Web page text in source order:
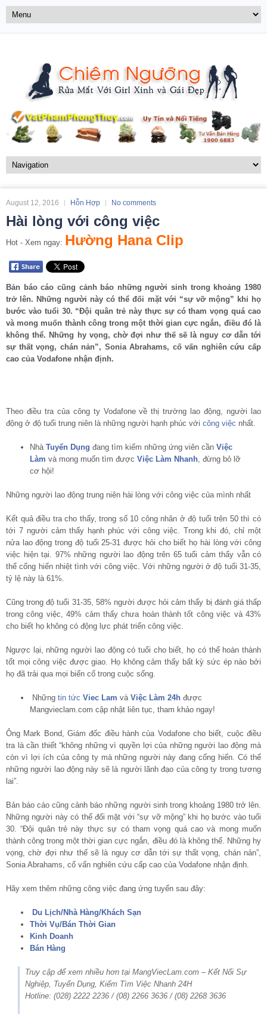
August 12, 2016 Hỗn Hợp No comments
Hài lòng với công việc
Hot - Xem ngay: Hường Hana Clip
Bản báo cáo cũng cảnh báo những người sinh trong khoảng 1980
trở lên. Những người này có thể đối mặt với “sự vỡ mộng” khi họ
bước vào tuổi 30. “Đội quân trẻ này thực sự có tham vọng quá cao
và mong muốn thành công trong một thời gian cực ngắn, điều đó là
không thể. Những hy vọng, chờ đợi như thế sẽ là nguy cơ dẫn tới
sự thất vọng, chán nản”, Sonia Abrahams, cố vấn nghiên cứu cấp
cao của Vodafone nhận định.
Theo điều tra của công ty Vodafone về thị trường lao động, người lao
động ở độ tuổi trung niên là những người hạnh phúc với công việc nhất.
Nhà Tuyển Dụng đang tìm kiếm những ứng viên cần Việc
Làm và mong muốn tìm được Việc Làm Nhanh, đừng bỏ lỡ
cơ hội!
Những người lao động trung niên hài lòng với công việc của mình nhất
Kết quả điều tra cho thấy, trong số 10 công nhân ở độ tuổi trên 50 thì có
tới 7 người cảm thấy hạnh phúc với công việc. Trong khi đó, chỉ một
nửa lao động trong độ tuổi 25-31 được hỏi cho biết họ hài lòng với công
việc hiện tại. 97% những người lao động trên 65 tuổi cảm thấy vẫn có
thể cống hiến nhiệt tình với công việc. Với những người ở độ tuổi 31-35,
tỷ lệ này là 61%.
Cũng trong độ tuổi 31-35, 58% người được hỏi cảm thấy bị đánh giá thấp
trong công việc, 49% cảm thấy chưa hoàn thành tốt công việc và 43%
cho biết họ không có động lực phát triển công việc.
Ngược lại, những người lao động có tuổi cho biết, họ có thể hoàn thành
tốt mọi công việc được giao. Họ không cảm thấy bất kỳ sức ép nào bởi
họ đã trải qua mọi biến cố trong cuộc sống.
Những tin tức Viec Lam và Việc Làm 24h được
Mangvieclam.com cập nhật liên tục, tham khảo ngay!
Ông Mark Bond, Giám đốc điều hành của Vodafone cho biết, cuộc điều
tra là cần thiết “không những vì quyền lợi của những người lao động mà
còn vì lợi ích của công ty mà những người này đang cống hiến. Có thể
những người lao động này sẽ là người lãnh đạo của công ty trong tương
lai”.
Bản báo cáo cũng cảnh báo những người sinh trong khoảng 1980 trở lên.
Những người này có thể đối mặt với “sự vỡ mộng” khi họ bước vào tuổi
30. “Đội quân trẻ này thực sự có tham vọng quá cao và mong muốn
thành công trong một thời gian cực ngắn, điều đó là không thể. Những hy
vọng, chờ đợi như thế sẽ là nguy cơ dẫn tới sự thất vọng, chán nản”,
Sonia Abrahams, cố vấn nghiên cứu cấp cao của Vodafone nhận định.
Hãy xem thêm những công việc đang ứng tuyển sau đây:
Du Lịch/Nhà Hàng/Khách Sạn
Thời Vụ/Bán Thời Gian
Kinh Doanh
Bán Hàng
Truy cập để xem nhiều hơn tại MangViecLam.com – Kết Nối Sự
Nghiệp, Tuyển Dụng, Kiếm Tìm Việc Nhanh 24H
Hotline: (028) 2222 2236 / (08) 2266 3636 / (08) 2268 3636